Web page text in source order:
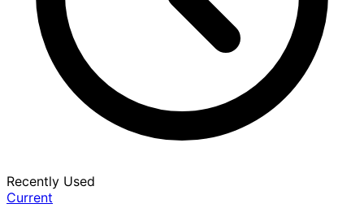
Recently Used
Current